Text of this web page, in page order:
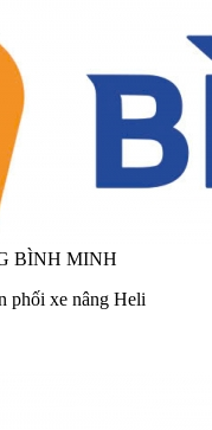
BÌNH MINH
phối xe nâng Heli